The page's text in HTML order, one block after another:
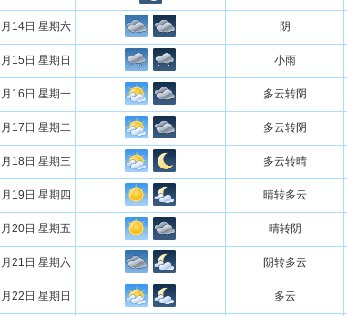
14日 星期六 阴
15日 星期日 小雨
16日 星期一 多云转阴
17日 星期二 多云转阴
18日 星期三 多云转晴
19日 星期四 晴转多云
20日 星期五 晴转阴
21日 星期六 阴转多云
22日 星期日 多云